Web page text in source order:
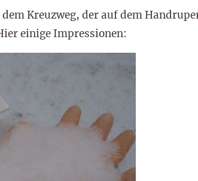
Kreuzweg, der auf dem
einige Impressionen: